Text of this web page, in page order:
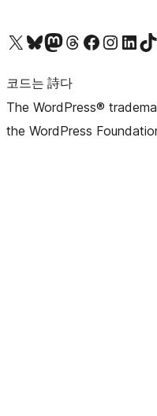
X(이전 트위터) 계정 방문하기블루스카이 계정 방문하기마스토돈 계정 방문하기스레드 계정 방문하기 페이스북 페이지 방문하기인스타그램 계정 방문하기 LinkedIn 계정 방문하기틱톡 계정 방문하기
코드는 詩다
The WordPress®
the WordPress